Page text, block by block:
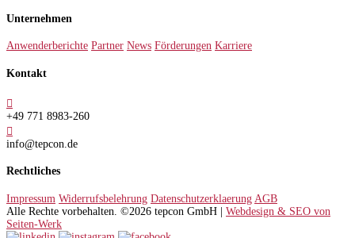
Unternehmen
Anwenderberichte Partner News Förderungen Karriere
Kontakt

+49 771 8983-260

info@tepcon.de
Rechtliches
Impressum Widerrufsbelehrung Datenschutzerklaerung AGB
Alle Rechte vorbehalten. ©2026 tepcon GmbH | Webdesign & SEO von
Seiten-Werk